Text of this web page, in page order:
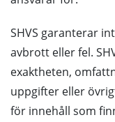
SHVS garanterar
avbrott eller fel.
exaktheten,
uppgifter eller
för innehåll som